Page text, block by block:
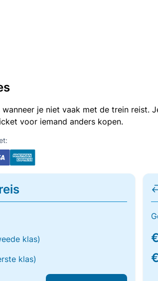
je niet vaak met de trein reist.
voor iemand anders kopen.
klas)
klas)